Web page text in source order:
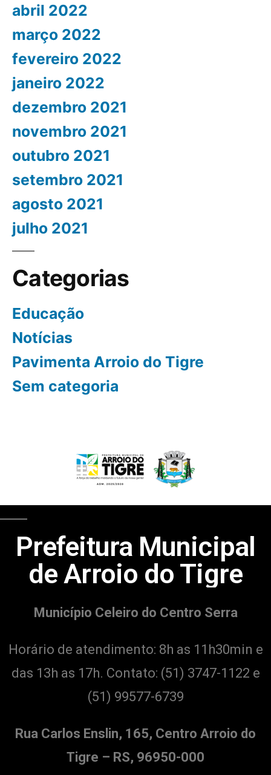
abril 2022
março 2022
fevereiro 2022
janeiro 2022
dezembro 2021
novembro 2021
outubro 2021
setembro 2021
agosto 2021
julho 2021
Categorias
Educação
Notícias
Pavimenta Arroio do Tigre
Sem categoria
Prefeitura Municipal
de Arroio do Tigre
Município Celeiro do Centro Serra
Horário de atendimento: 8h as 11h30min e
das 13h as 17h. Contato: (51) 3747-1122 e
(51) 99577-6739
Rua Carlos Enslin, 165, Centro Arroio do
Tigre – RS, 96950-000